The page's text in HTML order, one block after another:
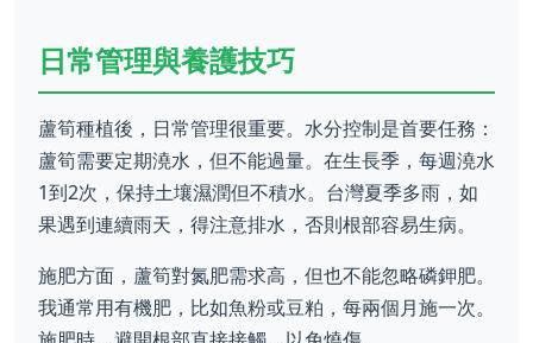
日常管理與養護技巧
蘆筍種植後，日常管理很重要。水分控制是首要任務：
蘆筍需要定期澆水，但不能過量。在生長季，每週澆水
1到2次，保持土壤濕潤但不積水。台灣夏季多雨，如
果遇到連續雨天，得注意排水，否則根部容易生病。
施肥方面，蘆筍對氮肥需求高，但也不能忽略磷鉀肥。
我通常用有機肥，比如魚粉或豆粕，每兩個月施一次。